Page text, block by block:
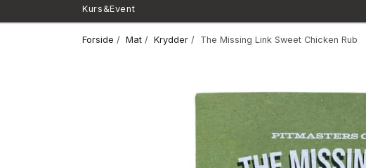
Kurs&Event
Forside / Mat / Krydder / The Missing Link Sweet Chicken Rub